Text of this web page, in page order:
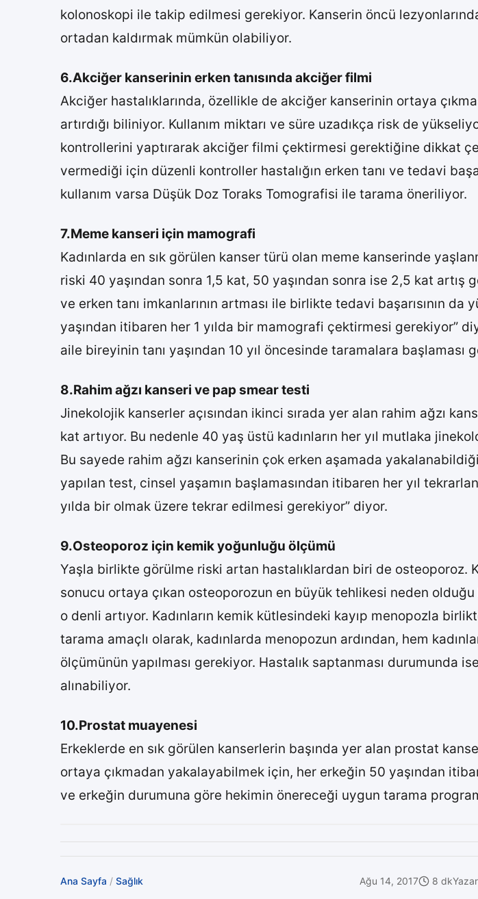
kolonoskopi ile takip edilmesi gerekiyor. Kanserin öncü
ortadan kaldırmak mümkün olabiliyor.
6.Akciğer kanserinin erken tanısında akciğer filmi
Akciğer hastalıklarında, özellikle de akciğer kanserinin ortaya
artırdığı biliniyor. Kullanım miktarı ve süre uzadıkça risk de
kontrollerini yaptırarak akciğer filmi çektirmesi gerektiğine dikkat
vermediği için düzenli kontroller hastalığın erken tanı ve tedavi
kullanım varsa Düşük Doz Toraks Tomografisi ile tarama öneriliyor.
7.Meme kanseri için mamografi
Kadınlarda en sık görülen kanser türü olan meme kanserinde
riski 40 yaşından sonra 1,5 kat, 50 yaşından sonra ise 2,5 kat
ve erken tanı imkanlarının artması ile birlikte tedavi başarısının da
yaşından itibaren her 1 yılda bir mamografi çektirmesi gerekiyor”
aile bireyinin tanı yaşından 10 yıl öncesinde taramalara başlaması
8.Rahim ağzı kanseri ve pap smear testi
Jinekolojik kanserler açısından ikinci sırada yer alan rahim ağzı
kat artıyor. Bu nedenle 40 yaş üstü kadınların her yıl mutlaka
Bu sayede rahim ağzı kanserinin çok erken aşamada
yapılan test, cinsel yaşamın başlamasından itibaren her yıl
yılda bir olmak üzere tekrar edilmesi gerekiyor” diyor.
9.Osteoporoz için kemik yoğunluğu ölçümü
Yaşla birlikte görülme riski artan hastalıklardan biri de osteoporoz.
sonucu ortaya çıkan osteoporozun en büyük tehlikesi neden olduğu
o denli artıyor. Kadınların kemik kütlesindeki kayıp menopozla
tarama amaçlı olarak, kadınlarda menopozun ardından, hem
ölçümünün yapılması gerekiyor. Hastalık saptanması
alınabiliyor.
10.Prostat muayenesi
Erkeklerde en sık görülen kanserlerin başında yer alan prostat
ortaya çıkmadan yakalayabilmek için, her erkeğin 50 yaşından
ve erkeğin durumuna göre hekimin önereceği uygun tarama
Ana Sayfa / Sağlık Ağu 14, 2017 8 dk